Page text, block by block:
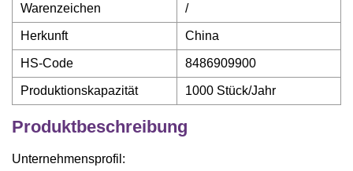
Warenzeichen /
Herkunft China
HS-Code 8486909900
Produktionskapazität 1000 Stück/Jahr
Produktbeschreibung
Unternehmensprofil: